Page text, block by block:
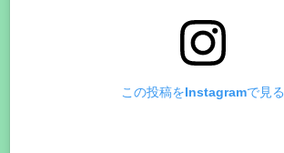
この投稿をInstagramで見る